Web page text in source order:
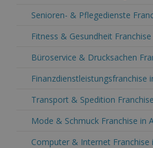
Senioren- & Pflegedienste
Fitness & Gesundheit
Büroservice & Drucksachen
Finanzdienstleistungsfranchise
Transport & Spedition
Mode & Schmuck Franchise in
Computer & Internet Franchise